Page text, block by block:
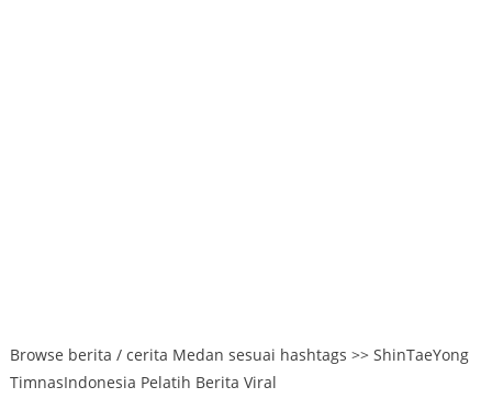
Browse berita / cerita Medan sesuai hashtags >> ShinTaeYong
TimnasIndonesia Pelatih Berita Viral